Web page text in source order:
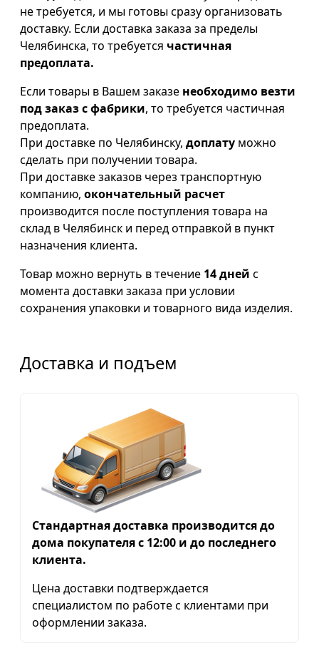
не требуется, и мы готовы сразу организовать
доставку. Если доставка заказа за пределы
Челябинска, то требуется частичная
предоплата.
Если товары в Вашем заказе необходимо везти
под заказ с фабрики, то требуется частичная
предоплата.
При доставке по Челябинску, доплату можно
сделать при получении товара.
При доставке заказов через транспортную
компанию, окончательный расчет
производится после поступления товара на
склад в Челябинск и перед отправкой в пункт
назначения клиента.
Товар можно вернуть в течение 14 дней с
момента доставки заказа при условии
сохранения упаковки и товарного вида изделия.
Доставка и подъем
Стандартная доставка производится до
дома покупателя с 12:00 и до последнего
клиента.
Цена доставки подтверждается
специалистом по работе с клиентами при
оформлении заказа.